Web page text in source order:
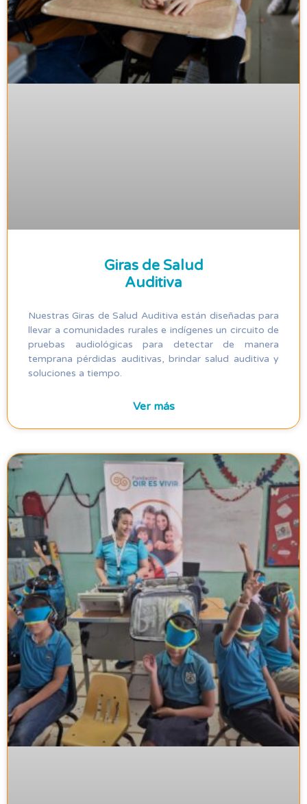
Giras de Salud
Auditiva
Nuestras Giras de Salud Auditiva están diseñadas para
llevar a comunidades rurales e indígenes un circuito de
pruebas audiológicas para detectar de manera
temprana pérdidas auditivas, brindar salud auditiva y
soluciones a tiempo.
Ver más